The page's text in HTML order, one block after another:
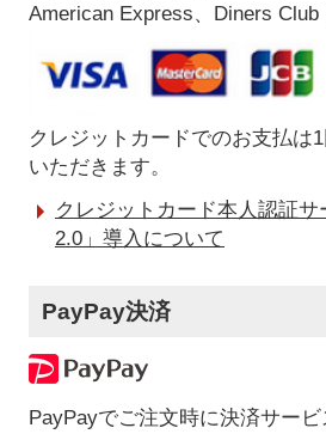
American Express、Diners Club
クレジットカードでのお支払は
いただきます。
クレジットカード本人認証
2.0」導入について
PayPay決済
PayPayでご注文時に決済サービ